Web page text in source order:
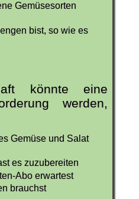
Gemüsesorten
bist, so wie es
könnte eine
werden,
Gemüse und Salat
es zuzubereiten
Abo erwartest
brauchst